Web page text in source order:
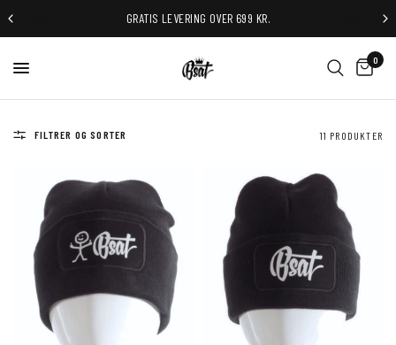
GRATIS LEVERING OVER 699 KR.
0
FILTRER OG SORTER 11 PRODUKTER